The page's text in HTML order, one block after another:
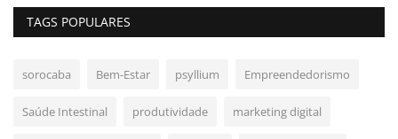
TAGS POPULARES
sorocaba Bem-Estar psyllium Empreendedorismo
Saúde Intestinal produtividade marketing digital